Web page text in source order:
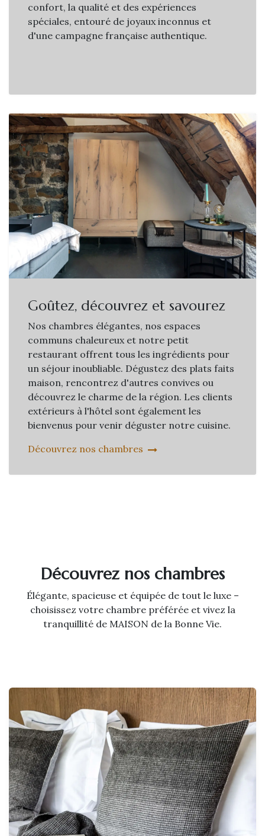
confort, la qualité et des expériences
spéciales, entouré de joyaux inconnus et
d'une campagne française authentique.
Goûtez, découvrez et savourez
Nos chambres élégantes, nos espaces
communs chaleureux et notre petit
restaurant offrent tous les ingrédients pour
un séjour inoubliable. Dégustez des plats faits
maison, rencontrez d'autres convives ou
découvrez le charme de la région. Les clients
extérieurs à l'hôtel sont également les
bienvenus pour venir déguster notre cuisine.
Découvrez nos chambres
Découvrez nos chambres
Élégante, spacieuse et équipée de tout le luxe –
choisissez votre chambre préférée et vivez la
tranquillité de MAISON de la Bonne Vie.